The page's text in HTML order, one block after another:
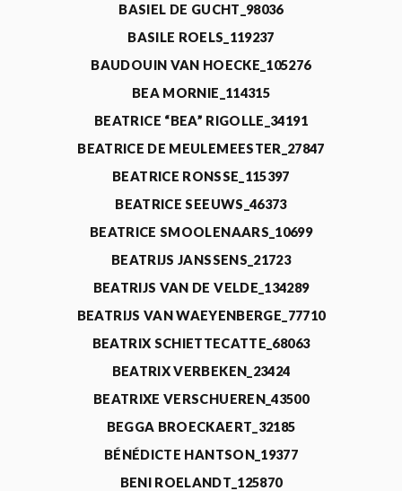
BASIEL DE GUCHT_98036
BASILE ROELS_119237
BAUDOUIN VAN HOECKE_105276
BEA MORNIE_114315
BEATRICE “BEA” RIGOLLE_34191
BEATRICE DE MEULEMEESTER_27847
BEATRICE RONSSE_115397
BEATRICE SEEUWS_46373
BEATRICE SMOOLENAARS_10699
BEATRIJS JANSSENS_21723
BEATRIJS VAN DE VELDE_134289
BEATRIJS VAN WAEYENBERGE_77710
BEATRIX SCHIETTECATTE_68063
BEATRIX VERBEKEN_23424
BEATRIXE VERSCHUEREN_43500
BEGGA BROECKAERT_32185
BÉNÉDICTE HANTSON_19377
BENI ROELANDT_125870